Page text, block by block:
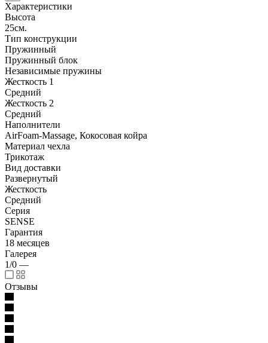
Характеристики
Высота
25см.
Тип конструкции
Пружинный
Пружинный блок
Независимые пружины
Жесткость 1
Средний
Жесткость 2
Средний
Наполнители
AirFoam-Massage, Кокосовая койра
Материал чехла
Трикотаж
Вид доставки
Развернутый
Жесткость
Средний
Серия
SENSE
Гарантия
18 месяцев
Галерея
1/0 —
Отзывы